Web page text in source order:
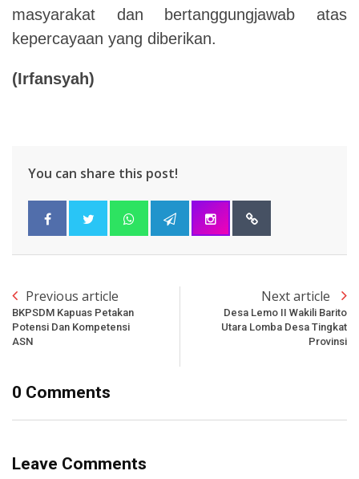
masyarakat dan bertanggungjawab atas
kepercayaan yang diberikan.
(Irfansyah)
You can share this post!
Previous article
BKPSDM Kapuas Petakan
Potensi Dan Kompetensi
ASN
Next article
Desa Lemo II Wakili Barito
Utara Lomba Desa Tingkat
Provinsi
0 Comments
Leave Comments